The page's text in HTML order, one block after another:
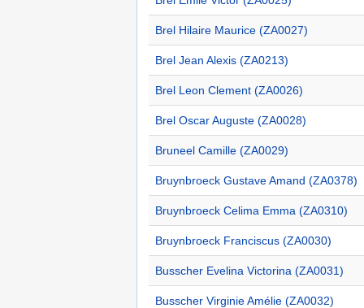
Brel Hilaire Maurice (ZA0027)
Brel Jean Alexis (ZA0213)
Brel Leon Clement (ZA0026)
Brel Oscar Auguste (ZA0028)
Bruneel Camille (ZA0029)
Bruynbroeck Gustave Amand (ZA0378)
Bruynbroeck Celima Emma (ZA0310)
Bruynbroeck Franciscus (ZA0030)
Busscher Evelina Victorina (ZA0031)
Busscher Virginie Amélie (ZA0032)